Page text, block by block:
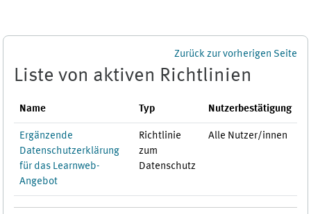
Zurück zur vorherigen Seite
Liste von aktiven Richtlinien
Name Typ Nutzerbestätigung
Ergänzende
Datenschutzerklärung
für das Learnweb-
Angebot
Richtlinie
zum
Datenschutz
Alle Nutzer/innen